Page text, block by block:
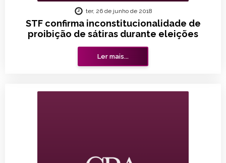
STF confirma inconstitucionalidade de
proibição de sátiras durante eleições
ter, 26 de junho de 2018
Ler mais...